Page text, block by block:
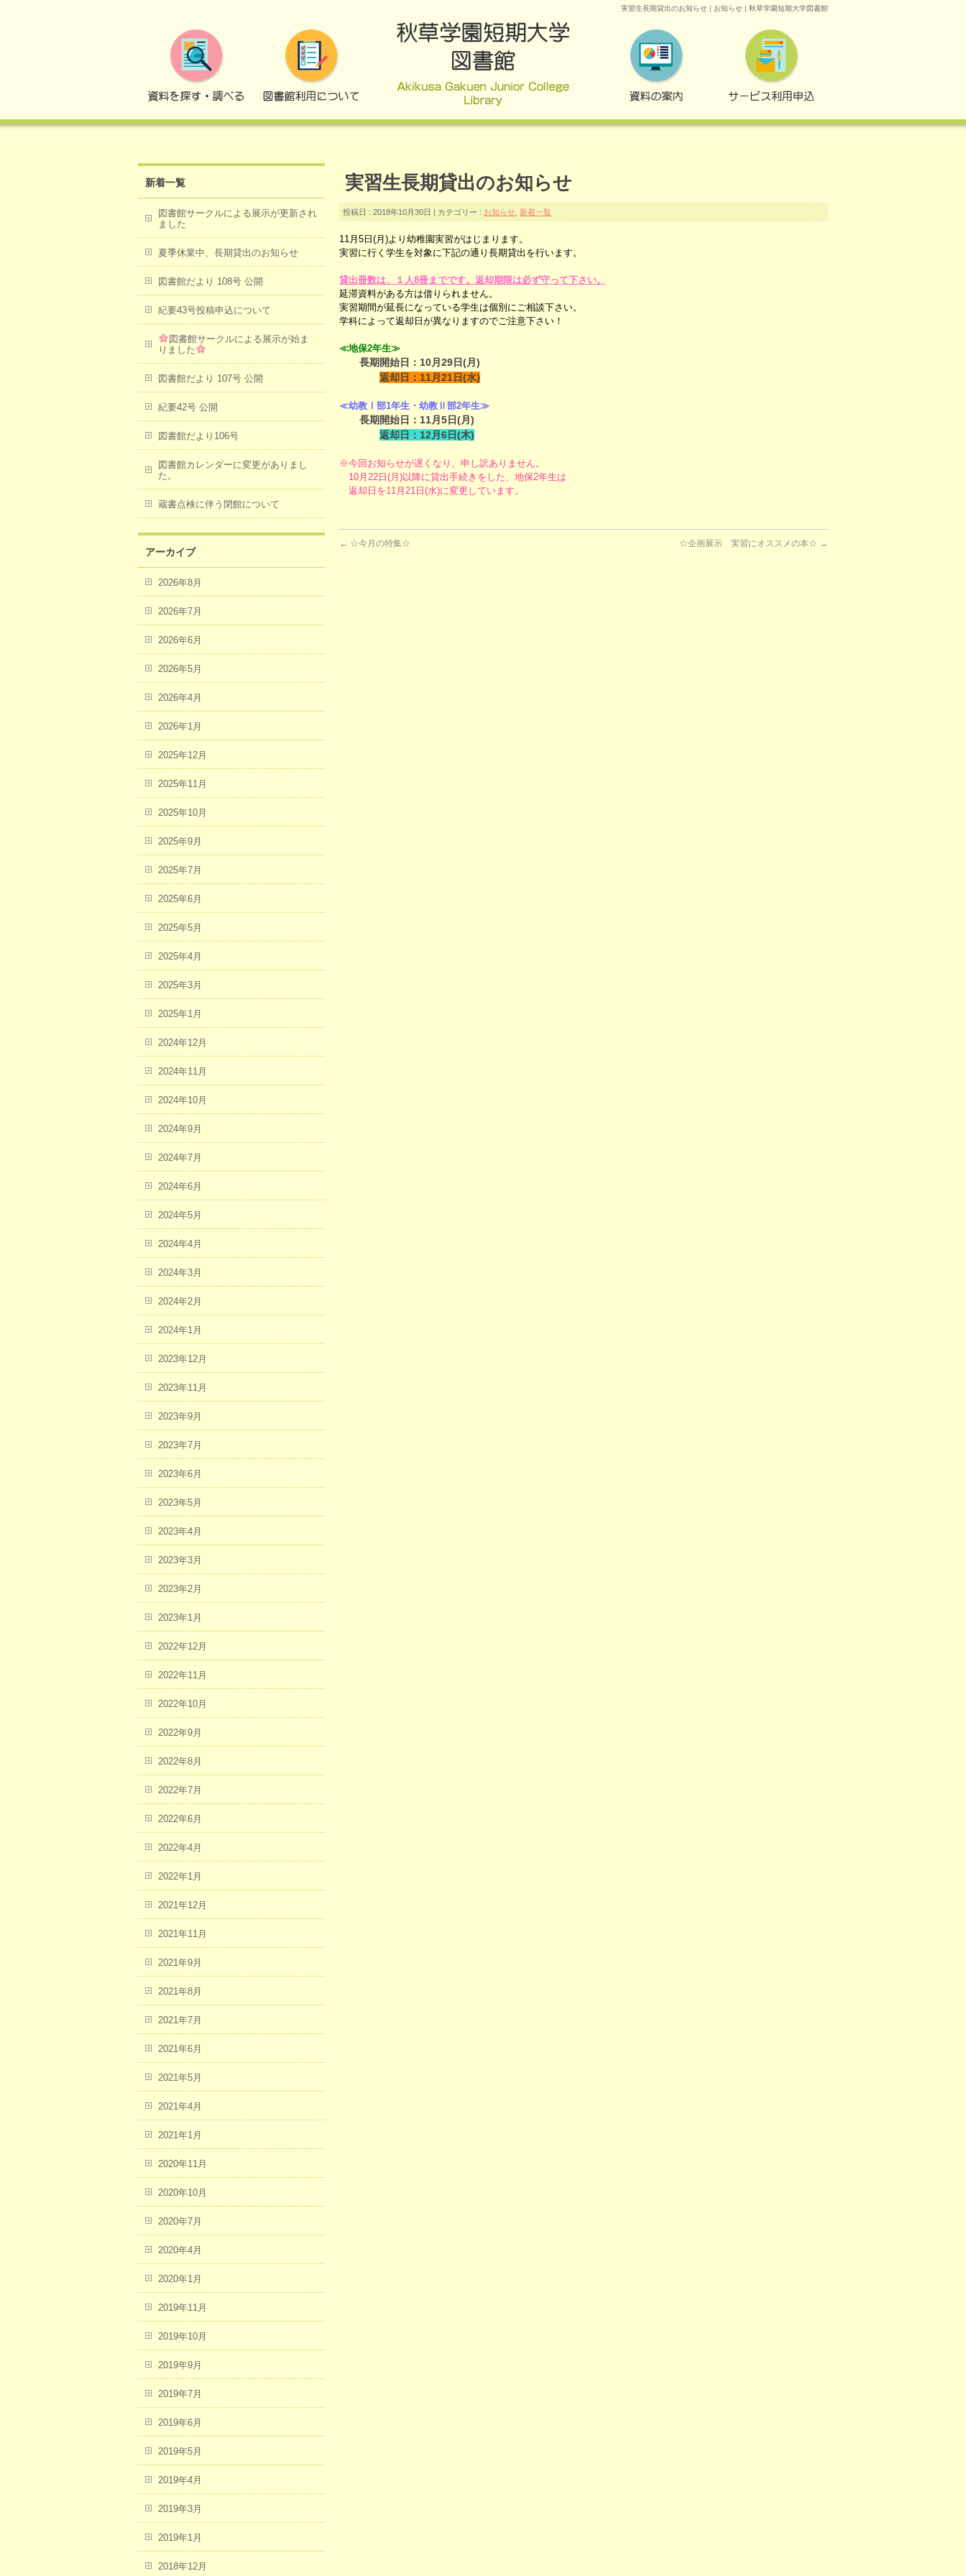
実習生長期貸出のお知らせ | お知らせ | 秋草学園短期大学図書館
実習生長期貸出のお知らせ
投稿日 : 2018年10月30日 | カテゴリー : お知らせ 新着一覧
11月5 日(月)より幼稚園実習がはじまります。
実習に行く学生を対象に下記の通り長期貸出を行います。
貸出冊数は、１人8冊までです。 返却期限は必ず守って下さい。
延滞資料がある方は借りられません。
実習期間が延長になっている学生は個別にご相談下さい。
学科によって返却日が異なりますのでご注意下さい！
≪地保2年生≫
長期開始日：10月29日(月)
返却日：11月21日(水)
≪幼教Ⅰ部1年生・幼教Ⅱ部2年生≫
長期開始日：11月5日(月)
返却日：12月6日(木)
※今回お知らせが遅くなり、申し訳ありません。
10月22日(月)以降に貸出手続きをした、地保2年生は
返却日を11月21日(水)に変更しています。
← ☆今月の特集☆ ☆企画展示 実習にオススメの本☆ →
新着一覧
図書館サークルによる展示が更新され
ました
夏季休業中、長期貸出のお知らせ
図書館だより 108号 公開
紀要43号投稿申込について
図書館サークルによる展示が始ま
りました
図書館だより 107号 公開
紀要42号 公開
図書館だより106号
図書館カレンダーに変更がありまし
た。
蔵書点検に伴う閉館について
アーカイブ
2026年8月
2026年7月
2026年6月
2026年5月
2026年4月
2026年1月
2025年12月
2025年11月
2025年10月
2025年9月
2025年7月
2025年6月
2025年5月
2025年4月
2025年3月
2025年1月
2024年12月
2024年11月
2024年10月
2024年9月
2024年7月
2024年6月
2024年5月
2024年4月
2024年3月
2024年2月
2024年1月
2023年12月
2023年11月
2023年9月
2023年7月
2023年6月
2023年5月
2023年4月
2023年3月
2023年2月
2023年1月
2022年12月
2022年11月
2022年10月
2022年9月
2022年8月
2022年7月
2022年6月
2022年4月
2022年1月
2021年12月
2021年11月
2021年9月
2021年8月
2021年7月
2021年6月
2021年5月
2021年4月
2021年1月
2020年11月
2020年10月
2020年7月
2020年4月
2020年1月
2019年11月
2019年10月
2019年9月
2019年7月
2019年6月
2019年5月
2019年4月
2019年3月
2019年1月
2018年12月